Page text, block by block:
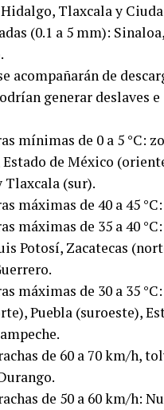
Tlaxcala y
(0.1 a 5 mm):
acompañarán de
generar deslaves
mínimas de 0 a 5 °C:
de México
Tlaxcala (sur).
máximas de 40 a 45
máximas de 35 a 40
Potosí, Zacatecas
máximas de 30 a 35
Puebla (suroeste),
de 60 a 70 km/h,
de 50 a 60 km/h: